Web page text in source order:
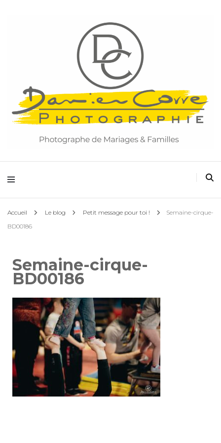
Accueil Le blog Petit message pour toi !
Semaine-cirque-
BD00186
Semaine-cirque-
BD00186